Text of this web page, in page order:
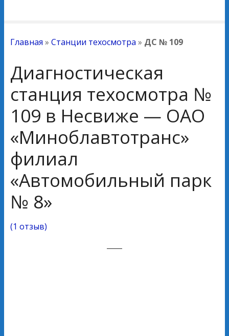
Главная » Станции техосмотра » ДС № 109
Диагностическая
станция техосмотра №
109 в Несвиже — ОАО
«Миноблавтотранс»
филиал
«Автомобильный парк
№ 8»
(1 отзыв)